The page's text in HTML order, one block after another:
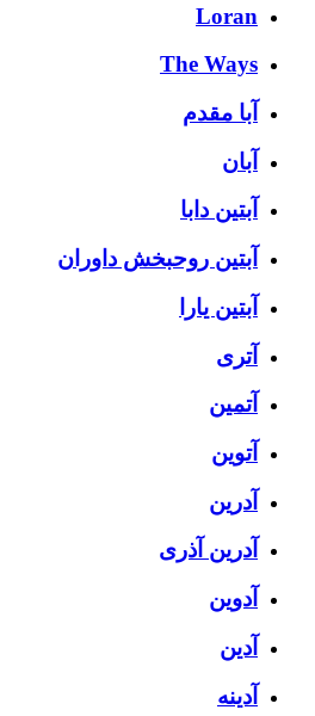
Loran
The Ways
آبا مقدم
آبان
آبتین دابا
آبتین روحبخش داوران
آبتین یارا
آتری
آتمین
آتوین
آدرین
آدرین آذری
آدوین
آدین
آدینه